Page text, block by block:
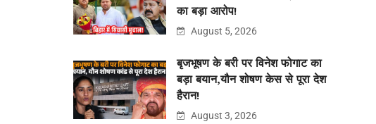
का बड़ा आरोप!
August 5, 2026
बृजभूषण के बरी पर विनेश फोगाट का
बड़ा बयान,यौन शोषण केस से पूरा देश
हैरान!
August 3, 2026